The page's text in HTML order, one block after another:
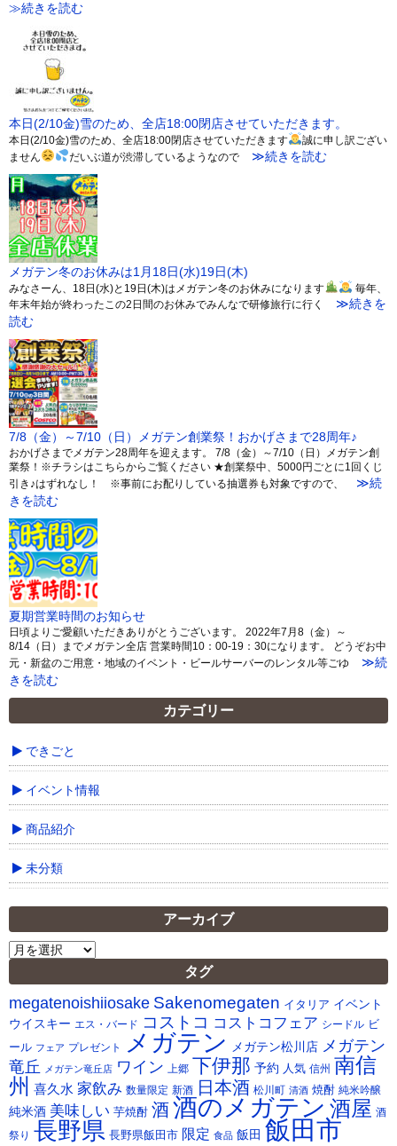
≫続きを読む
本日(2/10金)雪のため、全店18:00閉店させていただきます。
本日(2/10金)雪のため、全店18:00閉店させていただきます
誠に申し訳ござい
ません
だいぶ道が渋滞しているようなので≫続きを読む
メガテン冬のお休みは1月18日(水)19日(木)
みなさーん、18日(水)と19日(木)はメガテン冬のお休みになります
毎年、
年末年始が終わったこの2日間のお休みでみんなで研修旅行に行く
≫続きを
読む
7/8（金）～7/10（日）メガテン創業祭！おかげさまで28周年♪
おかげさまでメガテン28周年を迎えます。 7/8（金）～7/10（日）メガテン創
業祭！※チラシはこちらからご覧ください ★創業祭中、5000円ごとに1回くじ
引き♪はずれなし！ ※事前にお配りしている抽選券も対象ですので、
≫続
きを読む
夏期営業時間のお知らせ
日頃よりご愛顧いただきありがとうございます。 2022年7月8（金）～
8/14（日）までメガテン全店 営業時間10：00-19：30になります。 どうぞお中
元・新盆のご用意・地域のイベント・ビールサーバーのレンタル等ごゆ
≫続
きを読む
カテゴリー
できごと
イベント情報
商品紹介
未分類
アーカイブ
ア
カ
イ
ブ
タグ
megatenoishiiosake Sakenomegaten イタリア イベント
ウイスキー エス・バード コストコ コストコフェア シードル ビ
ール フェア プレゼント メガテン メガテン松川店 メガテン
竜丘
メガテン竜丘店 ワイン 上郷 下伊那 予約 人気 信州 南信
州 喜久水 家飲み 数量限定 新酒 日本酒 松川町 清酒 焼酎 純米吟醸
純米酒 美味しい 芋焼酎 酒酒のメガテン 酒屋 酒
祭り 長野県 長野県飯田市 限定 食品 飯田 飯田市